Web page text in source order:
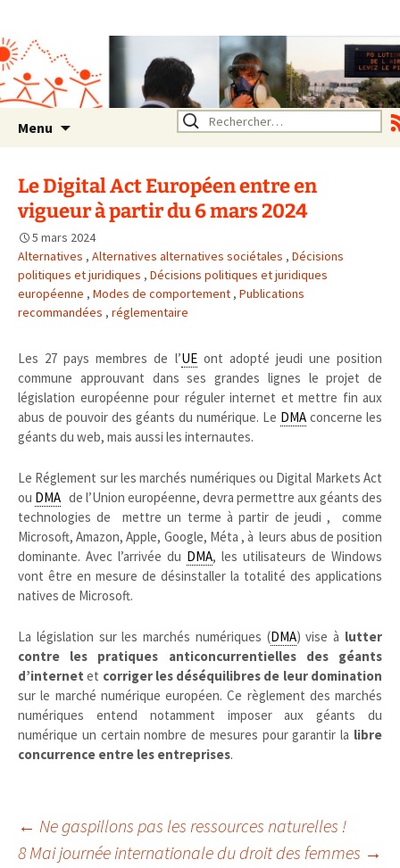
Rhône Alpes
Un environnement sain pour
la santé de tous
Menu Rechercher :
Le Digital Act Européen entre en
vigueur à partir du 6 mars 2024
5 mars 2024
Alternatives , Alternatives alternatives sociétales , Décisions
politiques et juridiques , Décisions politiques et juridiques
européenne , Modes de comportement , Publications
recommandées , réglementaire
Les 27 pays membres de l’UEont adopté jeudi une position
commune approuvant dans ses grandes lignes le projet de
législation européenne pour réguler internet et mettre fin aux
abus de pouvoir des géants du numérique. Le DMA concerne les
géants du web, mais aussi les internautes.
Le Réglement sur les marchés numériques ou Digital Markets Act
ou DMA de l’Union européenne, devra permettre aux géants des
technologies de mettre un terme à partir de jeudi , comme
Microsoft, Amazon, Apple, Google, Méta , à leurs abus de position
dominante. Avec l’arrivée du DMA, les utilisateurs de Windows
vont être en mesure de désinstaller la totalité des applications
natives de Microsoft.
La législation sur les marchés numériques (DMA) vise à lutter
contre les pratiques anticoncurrentielles des géants
d’internet et corriger les déséquilibres de leur domination
sur le marché numérique européen. Ce règlement des marchés
numériques entend notamment imposer aux géants du
numérique un certain nombre de mesures pour garantir la libre
concurrence entre les entreprises.
Navigation
← Ne gaspillons pas les ressources naturelles !
8 Mai journée internationale du droit des femmes →